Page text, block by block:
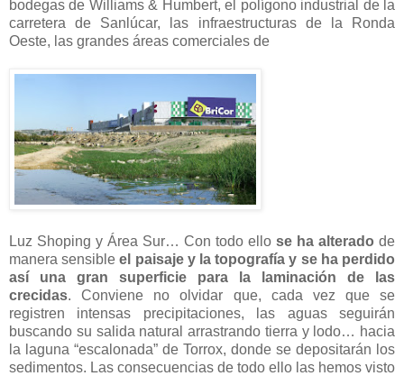
bodegas de Williams & Humbert, el polígono industrial de la
carretera de Sanlúcar, las infraestructuras de la Ronda
Oeste, las grandes áreas comerciales de
Luz Shoping y Área Sur… Con todo ello se ha alterado de
manera sensibleel paisaje y la topografía y se ha perdido
así una gran superficie para la laminación de las
crecidas. Conviene no olvidar que, cada vez que se
registren intensas precipitaciones, las aguas seguirán
buscando su salida natural arrastrando tierra y lodo… hacia
la laguna “escalonada” de Torrox, donde se depositarán los
sedimentos. Las consecuencias de todo ello las hemos visto